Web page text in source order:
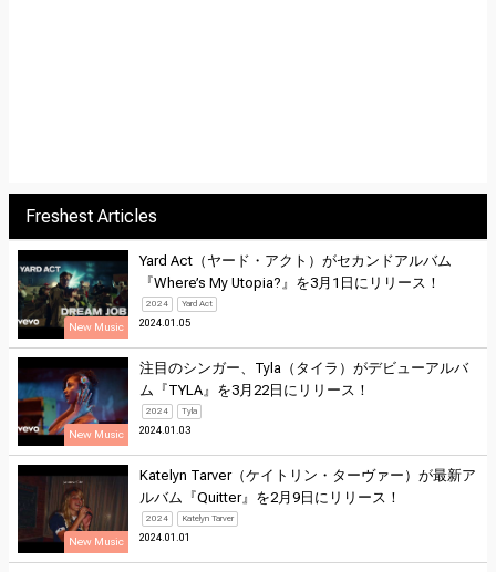
Freshest Articles
New Music
Yard Act（ヤード・アクト）がセカンドアルバム
『Where’s My Utopia?』を3月1日にリリース！
2024 Yard Act
2024.01.05
New Music
注目のシンガー、Tyla（タイラ）がデビューアルバ
ム『TYLA』を3月22日にリリース！
2024 Tyla
2024.01.03
New Music
Katelyn Tarver（ケイトリン・ターヴァー）が最新ア
ルバム『Quitter』を2月9日にリリース！
2024 Katelyn Tarver
2024.01.01